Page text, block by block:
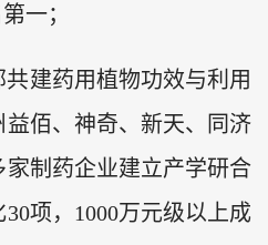
一；
建药用植物功效与利用
益佰、神奇、新天、同济
制药企业建立产学研合
项，1000万元级以上成